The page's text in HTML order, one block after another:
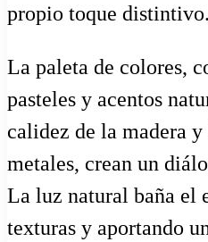
propio toque distintivo.
La paleta de colores,
pasteles y acentos
calidez de la madera
metales, crean un
La luz natural baña el
texturas y aportando